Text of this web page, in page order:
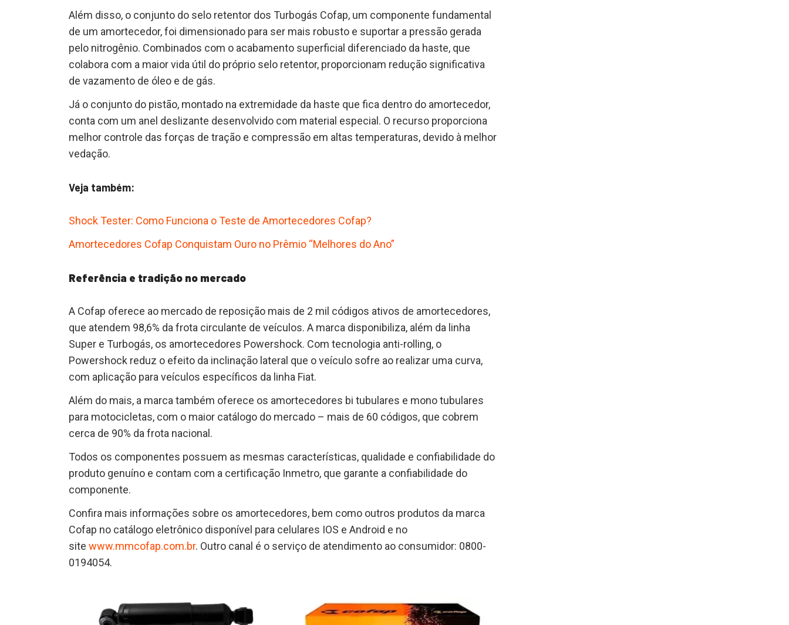
Além disso, o conjunto do selo retentor dos Turbogás Cofap, um componente fundamental
de um amortecedor, foi dimensionado para ser mais robusto e suportar a pressão gerada
pelo nitrogênio. Combinados com o acabamento superficial diferenciado da haste, que
colabora com a maior vida útil do próprio selo retentor, proporcionam redução significativa
de vazamento de óleo e de gás.
Já o conjunto do pistão, montado na extremidade da haste que fica dentro do amortecedor,
conta com um anel deslizante desenvolvido com material especial. O recurso proporciona
melhor controle das forças de tração e compressão em altas temperaturas, devido à melhor
vedação.
Veja também:
Shock Tester: Como Funciona o Teste de Amortecedores Cofap?
Amortecedores Cofap Conquistam Ouro no Prêmio “Melhores do Ano”
Referência e tradição no mercado
A Cofap oferece ao mercado de reposição mais de 2 mil códigos ativos de amortecedores,
que atendem 98,6% da frota circulante de veículos. A marca disponibiliza, além da linha
Super e Turbogás, os amortecedores Powershock. Com tecnologia anti-rolling, o
Powershock reduz o efeito da inclinação lateral que o veículo sofre ao realizar uma curva,
com aplicação para veículos específicos da linha Fiat.
Além do mais, a marca também oferece os amortecedores bi tubulares e mono tubulares
para motocicletas, com o maior catálogo do mercado – mais de 60 códigos, que cobrem
cerca de 90% da frota nacional.
Todos os componentes possuem as mesmas características, qualidade e confiabilidade do
produto genuíno e contam com a certificação Inmetro, que garante a confiabilidade do
componente.
Confira mais informações sobre os amortecedores, bem como outros produtos da marca
Cofap no catálogo eletrônico disponível para celulares IOS e Android e no
site www.mmcofap.com.br. Outro canal é o serviço de atendimento ao consumidor: 0800-
0194054.